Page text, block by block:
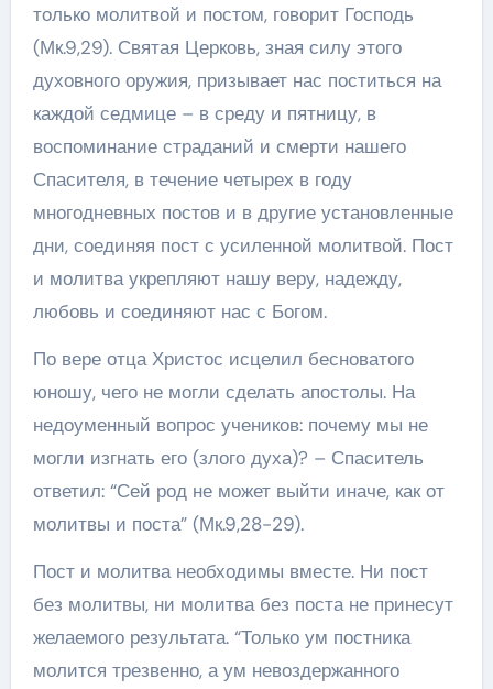
только молитвой и постом, говорит Господь
(Мк.9,29). Святая Церковь, зная силу этого
духовного оружия, призывает нас поститься на
каждой седмице – в среду и пятницу, в
воспоминание страданий и смерти нашего
Спасителя, в течение четырех в году
многодневных постов и в другие установленные
дни, соединяя пост с усиленной молитвой. Пост
и молитва укрепляют нашу веру, надежду,
любовь и соединяют нас с Богом.
По вере отца Христос исцелил бесноватого
юношу, чего не могли сделать апостолы. На
недоуменный вопрос учеников: почему мы не
могли изгнать его (злого духа)? – Спаситель
ответил: “Сей род не может выйти иначе, как от
молитвы и поста” (Мк.9,28-29).
Пост и молитва необходимы вместе. Ни пост
без молитвы, ни молитва без поста не принесут
желаемого результата. “Только ум постника
молится трезвенно, а ум невоздержанного